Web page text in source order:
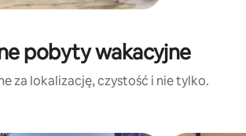
pobyty wakacyjne
za lokalizację, czystość i nie tylko.